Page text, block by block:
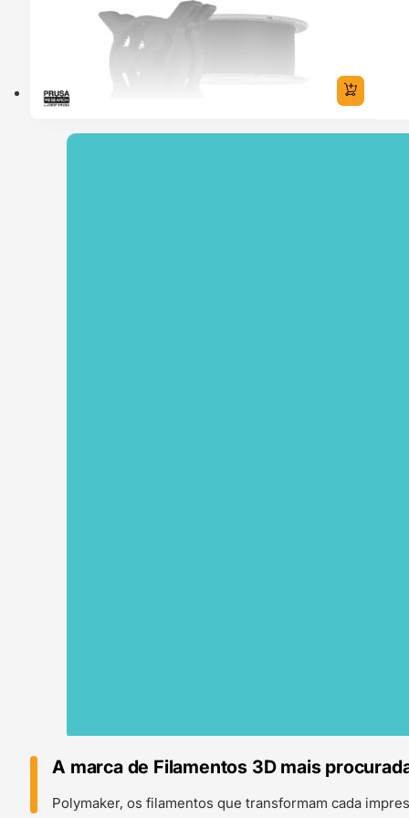
A marca de Filamentos 3D mais
Polymaker, os filamentos que transformam cada